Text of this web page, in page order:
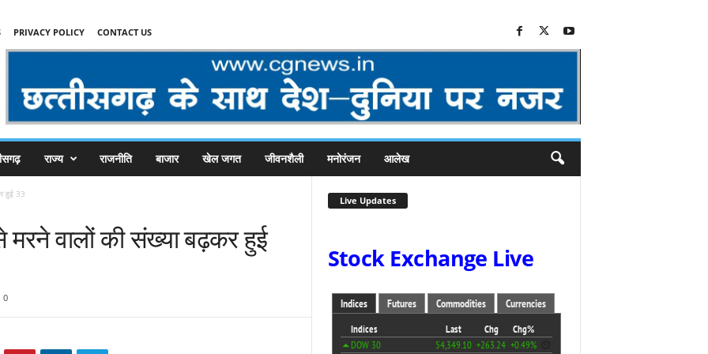
PRIVACY POLICY CONTACT US
राज्य राजनीति बाजार खेल जगत जीवनशैली मनोरंजन आलेख
हुई 33
वालों की संख्या बढ़कर हुई
0
Live Updates
Stock Exchange Live